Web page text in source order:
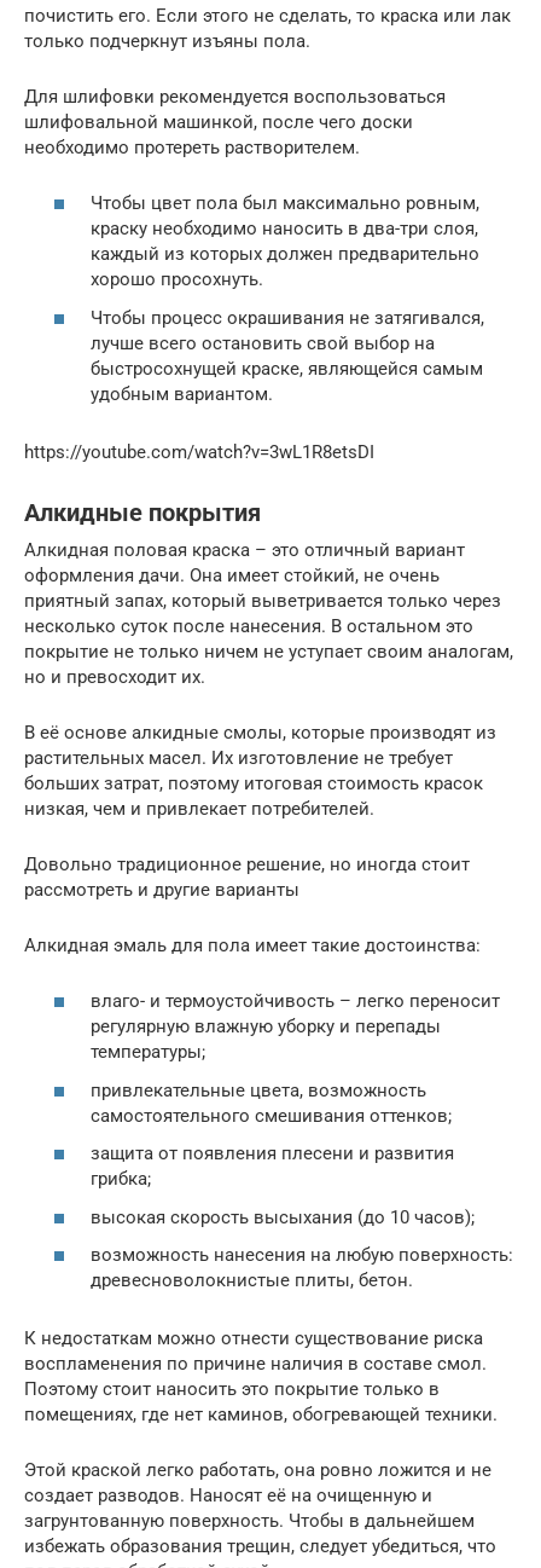
почистить его. Если этого не сделать, то краска или лак
только подчеркнут изъяны пола.
Для шлифовки рекомендуется воспользоваться
шлифовальной машинкой, после чего доски
необходимо протереть растворителем.
Чтобы цвет пола был максимально ровным,
краску необходимо наносить в два-три слоя,
каждый из которых должен предварительно
хорошо просохнуть.
Чтобы процесс окрашивания не затягивался,
лучше всего остановить свой выбор на
быстросохнущей краске, являющейся самым
удобным вариантом.
https://youtube.com/watch?v=3wL1R8etsDI
Алкидные покрытия
Алкидная половая краска – это отличный вариант
оформления дачи. Она имеет стойкий, не очень
приятный запах, который выветривается только через
несколько суток после нанесения. В остальном это
покрытие не только ничем не уступает своим аналогам,
но и превосходит их.
В её основе алкидные смолы, которые производят из
растительных масел. Их изготовление не требует
больших затрат, поэтому итоговая стоимость красок
низкая, чем и привлекает потребителей.
Довольно традиционное решение, но иногда стоит
рассмотреть и другие варианты
Алкидная эмаль для пола имеет такие достоинства:
влаго- и термоустойчивость – легко переносит
регулярную влажную уборку и перепады
температуры;
привлекательные цвета, возможность
самостоятельного смешивания оттенков;
защита от появления плесени и развития
грибка;
высокая скорость высыхания (до 10 часов);
возможность нанесения на любую поверхность:
древесноволокнистые плиты, бетон.
К недостаткам можно отнести существование риска
воспламенения по причине наличия в составе смол.
Поэтому стоит наносить это покрытие только в
помещениях, где нет каминов, обогревающей техники.
Этой краской легко работать, она ровно ложится и не
создает разводов. Наносят её на очищенную и
загрунтованную поверхность. Чтобы в дальнейшем
избежать образования трещин, следует убедиться, что